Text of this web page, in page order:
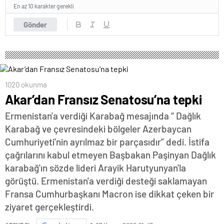
Gönder
En az 10 karakter gerekli
1020 okunma
Akar’dan Fransız Senatosu’na tepki
Ermenistan'a verdiği Karabağ mesajında “ Dağlık
Karabağ ve çevresindeki bölgeler Azerbaycan
Cumhuriyeti'nin ayrılmaz bir parçasıdır” dedi. İstifa
çağrılarını kabul etmeyen Başbakan Paşinyan Dağlık
karabağ'ın sözde lideri Arayik Harutyunyan'la
görüştü. Ermenistan'a verdiği desteği saklamayan
Fransa Cumhurbaşkanı Macron ise dikkat çeken bir
ziyaret gerçekleştirdi.